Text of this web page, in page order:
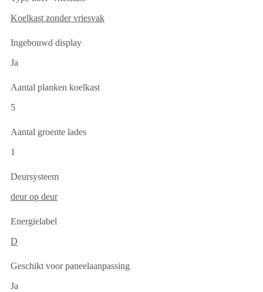
Koelkast zonder vriesvak
Ingebouwd display
Ja
Aantal planken koelkast
5
Aantal groente lades
1
Deursysteem
deur op deur
Energielabel
D
Geschikt voor paneelaanpassing
Ja